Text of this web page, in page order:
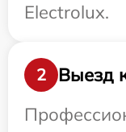
Electrolux.
2
Выезд